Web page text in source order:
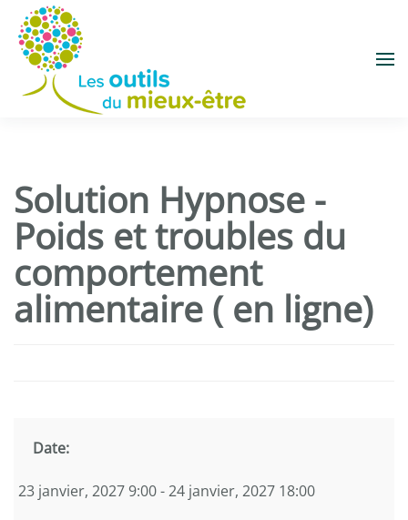
Accéder au contenu principal
Solution Hypnose -
Poids et troubles du
comportement
alimentaire ( en ligne)
Date:
23 janvier, 2027 9:00 - 24 janvier, 2027 18:00